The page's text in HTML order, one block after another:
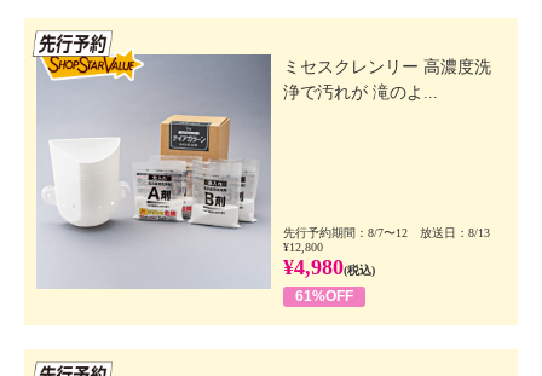
ミセスクレンリー 高濃度洗
浄で汚れが 滝のよ...
先行予約期間：8/7〜12 放送日：8/13
¥12,800
¥4,980(税込)
61%OFF